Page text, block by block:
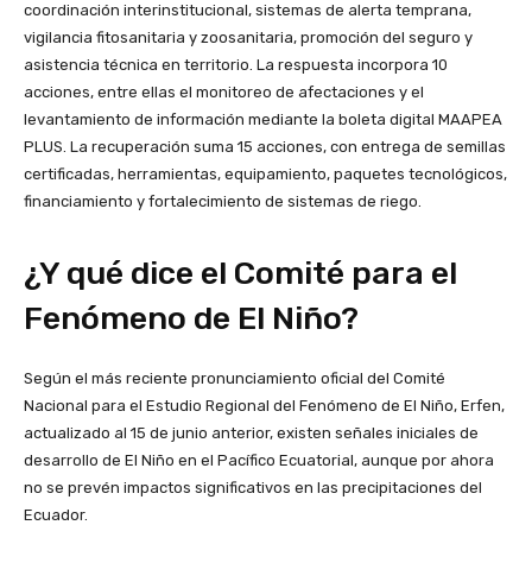
coordinación interinstitucional, sistemas de alerta temprana,
vigilancia fitosanitaria y zoosanitaria, promoción del seguro y
asistencia técnica en territorio. La respuesta incorpora 10
acciones, entre ellas el monitoreo de afectaciones y el
levantamiento de información mediante la boleta digital MAAPEA
PLUS. La recuperación suma 15 acciones, con entrega de semillas
certificadas, herramientas, equipamiento, paquetes tecnológicos,
financiamiento y fortalecimiento de sistemas de riego.
¿Y qué dice el Comité para el
Fenómeno de El Niño?
Según el más reciente pronunciamiento oficial del Comité
Nacional para el Estudio Regional del Fenómeno de El Niño, Erfen,
actualizado al 15 de junio anterior, existen señales iniciales de
desarrollo de El Niño en el Pacífico Ecuatorial, aunque por ahora
no se prevén impactos significativos en las precipitaciones del
Ecuador.